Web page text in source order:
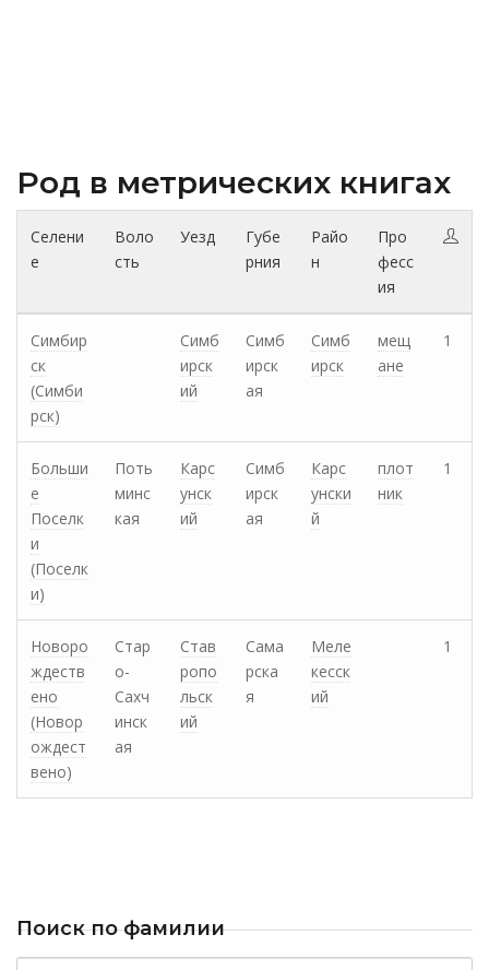
Род в метрических книгах
Селени
е
Воло
сть
Уезд
Губе
рния
Райо
н
Про
фесс
ия
Симбир
ск
(Симби
рск)
Симб
ирск
ий
Симб
ирск
ая
Симб
ирск
мещ
ане
1
Больши
е
Поселк
и
(Поселк
и)
Поть
минс
кая
Карс
унск
ий
Симб
ирск
ая
Карс
унски
й
плот
ник
1
Новоро
ждеств
ено
(Новор
ождест
вено)
Стар
о-
Сахч
инск
ая
Став
ропо
льск
ий
Сама
рска
я
Меле
кесск
ий
1
Поиск по фамилии